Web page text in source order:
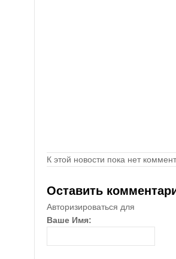
К этой новости пока нет
Оставить
Авторизироваться для
Ваше Имя: